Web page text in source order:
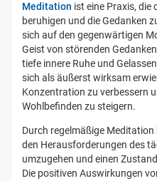
Meditation ist eine Praxis, die
beruhigen und die Gedanken
sich auf den gegenwärtigen
Geist von störenden
tiefe innere Ruhe und
sich als äußerst wirksam
Konzentration zu verbessern
Wohlbefinden zu steigern.
Durch regelmäßige
den Herausforderungen des
umzugehen und einen
Die positiven Auswirkungen